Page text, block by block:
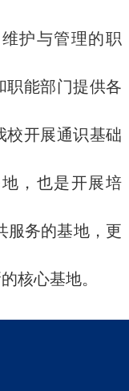
护与管理的职
职能部门提供各
校开展通识基础
，也是开展培
服务的基地，更
核心基地。